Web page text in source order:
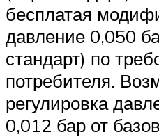
бесплатая
давление 0,050
стандарт) по
потребителя.
регулировка
0,012 бар от